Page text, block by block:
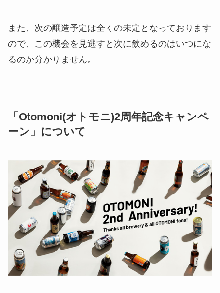
また、次の醸造予定は全くの未定となっております
ので、この機会を見逃すと次に飲めるのはいつにな
るのか分かりません。
「Otomoni(オトモニ)2周年記念キャンペ
ーン」について